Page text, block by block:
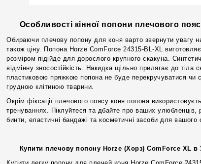
Особливості кінної попони плечового
Обираючи плечову попону для коня варто звернути увагу
також ціну. Попона Horze ComForce 24315-BL-XL
розміром підійде для дорослого крупного скакуна.
відмінну зносостійкість. Накидка щільно прилягає до
пластиковою пряжкою попона не буде перекручуватися чи
грудною клітиною тварини.
Окрім фіксації плечового поясу коня попона
тренуваннях. Піклуйтеся та дбайте про ваших
бинти, еластичні бандажі та косметичні засоби для вашого
Купити плечову попону Horze (Хорз) ComForce XL в